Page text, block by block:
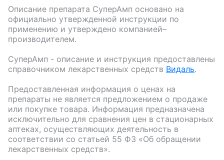
Описание препарата СуперАмп основано на
официально утвержденной инструкции по
применению и утверждено компанией–
производителем.
СуперАмп - описание и инструкция предоставлены
справочником лекарственных средств Видаль.
Предоставленная информация о ценах на
препараты не является предложением о продаже
или покупке товара. Информация предназначена
исключительно для сравнения цен в стационарных
аптеках, осуществляющих деятельность в
соответствии со статьей 55 ФЗ «Об обращении
лекарственных средств».